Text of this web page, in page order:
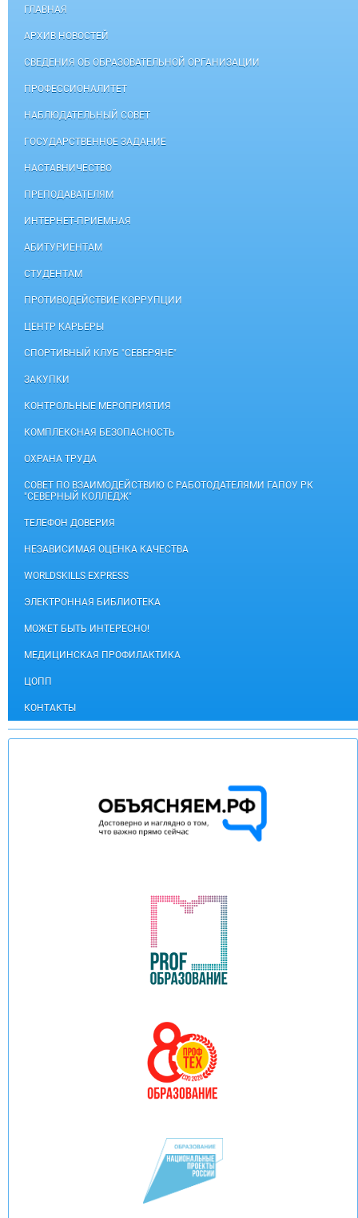
ГЛАВНАЯ
АРХИВ НОВОСТЕЙ
СВЕДЕНИЯ ОБ ОБРАЗОВАТЕЛЬНОЙ ОРГАНИЗАЦИИ
ПРОФЕССИОНАЛИТЕТ
НАБЛЮДАТЕЛЬНЫЙ СОВЕТ
ГОСУДАРСТВЕННОЕ ЗАДАНИЕ
НАСТАВНИЧЕСТВО
ПРЕПОДАВАТЕЛЯМ
ИНТЕРНЕТ-ПРИЕМНАЯ
АБИТУРИЕНТАМ
СТУДЕНТАМ
ПРОТИВОДЕЙСТВИЕ КОРРУПЦИИ
ЦЕНТР КАРЬЕРЫ
СПОРТИВНЫЙ КЛУБ "СЕВЕРЯНЕ"
ЗАКУПКИ
КОНТРОЛЬНЫЕ МЕРОПРИЯТИЯ
КОМПЛЕКСНАЯ БЕЗОПАСНОСТЬ
ОХРАНА ТРУДА
СОВЕТ ПО ВЗАИМОДЕЙСТВИЮ С РАБОТОДАТЕЛЯМИ ГАПОУ РК
"СЕВЕРНЫЙ КОЛЛЕДЖ"
ТЕЛЕФОН ДОВЕРИЯ
НЕЗАВИСИМАЯ ОЦЕНКА КАЧЕСТВА
WORLDSKILLS EXPRESS
ЭЛЕКТРОННАЯ БИБЛИОТЕКА
МОЖЕТ БЫТЬ ИНТЕРЕСНО!
МЕДИЦИНСКАЯ ПРОФИЛАКТИКА
ЦОПП
КОНТАКТЫ